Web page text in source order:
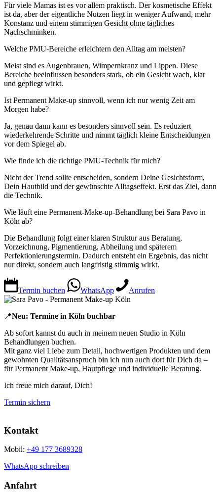
Für viele Mamas ist es vor allem praktisch. Der kosmetische Effekt
ist da, aber der eigentliche Nutzen liegt in weniger Aufwand, mehr
Konstanz und einem stimmigen Gesicht ohne tägliches
Nachschminken.
Welche PMU-Bereiche erleichtern den Alltag am meisten?
Meist sind es Augenbrauen, Wimpernkranz und Lippen. Diese
Bereiche beeinflussen besonders stark, ob ein Gesicht wach, klar
und gepflegt wirkt.
Ist Permanent Make-up sinnvoll, wenn ich nur wenig Zeit am
Morgen habe?
Ja, genau dann kann es besonders sinnvoll sein. Es reduziert
wiederkehrende Schritte und nimmt täglich kleine Entscheidungen
vor dem Spiegel ab.
Wie finde ich die richtige PMU-Technik für mich?
Nicht der Trend sollte entscheiden, sondern Deine Gesichtsform,
Dein Hautbild und der gewünschte Alltagseffekt. Erst das Ziel, dann
die Technik.
Wie läuft eine Permanent-Make-up-Behandlung bei Sara Pavo in
Köln ab?
Die Behandlung folgt einer klaren Struktur aus Beratung,
Vorzeichnung, Pigmentierung, Abheilung und späterem
Perfektionierungstermin. Dadurch entsteht ein Ergebnis, das nicht
nur direkt, sondern auch langfristig stimmig wirkt.
Termin buchen WhatsApp Anrufen
📍Neu: Termine in Köln buchbar
Ab sofort kannst du auch in meinem neuen Studio in Köln
Behandlungen buchen.
Mit ganz viel Liebe zum Detail, hochwertigen Produkten und dem
gewohnten Qualitätsanspruch bin ich nun auch dort für Dich da –
für Permanent Make-up, Hautpflege und individuelle Beratung.
Ich freue mich darauf, Dich!
Termin sichern
Kontakt
Mobil: +49 177 3689328
WhatsApp schreiben
Anfahrt